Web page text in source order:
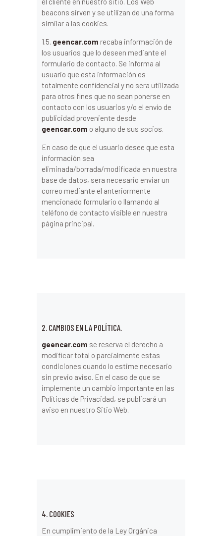
beacons sirven y se utilizan de una forma
similar a las cookies.
1.5. geencar.com recaba información de
los usuarios que lo deseen mediante el
formulario de contacto. Se informa al
usuario que esta información es
totalmente confidencial y no sera utilizada
para otros fines que no sean ponerse en
contacto con los usuarios y/o el envío de
publicidad proveniente desde
geencar.com o alguno de sus socios.
En caso de que el usuario desee que esta
información sea
eliminada/borrada/modificada en nuestra
base de datos, sera necesario enviar un
correo mediante el anteriormente
mencionado formulario o llamando al
teléfono de contacto visible en nuestra
página principal.
2. CAMBIOS EN LA POLÍTICA.
geencar.com se reserva el derecho a
modificar total o parcialmente estas
condiciones cuando lo estime necesario
sin previo aviso. En el caso de que se
implemente un cambio importante en las
Políticas de Privacidad, se publicará un
aviso en nuestro Sitio Web.
4. COOKIES
En cumplimiento de la Ley Orgánica